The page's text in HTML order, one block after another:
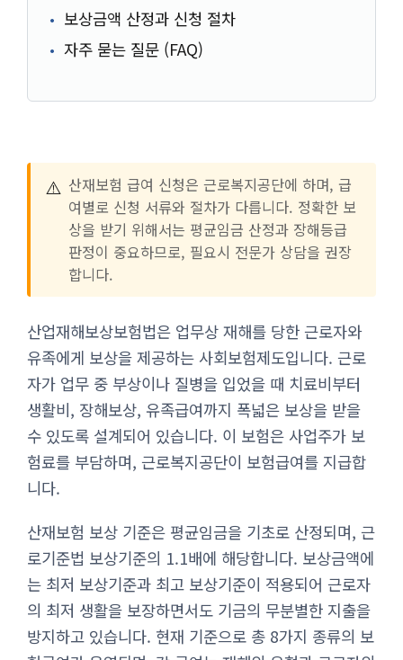
보상금액 산정과 신청 절차
자주 묻는 질문 (FAQ)
⚠️ 산재보험 급여 신청은 근로복지공단에 하며, 급
여별로 신청 서류와 절차가 다릅니다. 정확한 보
상을 받기 위해서는 평균임금 산정과 장해등급
판정이 중요하므로, 필요시 전문가 상담을 권장
합니다.
산업재해보상보험법은 업무상 재해를 당한 근로자와
유족에게 보상을 제공하는 사회보험제도입니다. 근로
자가 업무 중 부상이나 질병을 입었을 때 치료비부터
생활비, 장해보상, 유족급여까지 폭넓은 보상을 받을
수 있도록 설계되어 있습니다. 이 보험은 사업주가 보
험료를 부담하며, 근로복지공단이 보험급여를 지급합
니다.
산재보험 보상 기준은 평균임금을 기초로 산정되며, 근
로기준법 보상기준의 1.1배에 해당합니다. 보상금액에
는 최저 보상기준과 최고 보상기준이 적용되어 근로자
의 최저 생활을 보장하면서도 기금의 무분별한 지출을
방지하고 있습니다. 현재 기준으로 총 8가지 종류의 보